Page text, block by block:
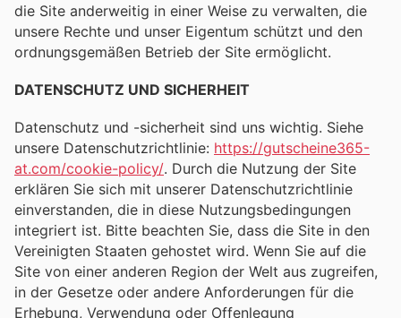
die Site anderweitig in einer Weise zu verwalten, die
unsere Rechte und unser Eigentum schützt und den
ordnungsgemäßen Betrieb der Site ermöglicht.
DATENSCHUTZ UND SICHERHEIT
Datenschutz und -sicherheit sind uns wichtig. Siehe
unsere Datenschutzrichtlinie: https://gutscheine365-
at.com/cookie-policy/. Durch die Nutzung der Site
erklären Sie sich mit unserer Datenschutzrichtlinie
einverstanden, die in diese Nutzungsbedingungen
integriert ist. Bitte beachten Sie, dass die Site in den
Vereinigten Staaten gehostet wird. Wenn Sie auf die
Site von einer anderen Region der Welt aus zugreifen,
in der Gesetze oder andere Anforderungen für die
Erhebung, Verwendung oder Offenlegung